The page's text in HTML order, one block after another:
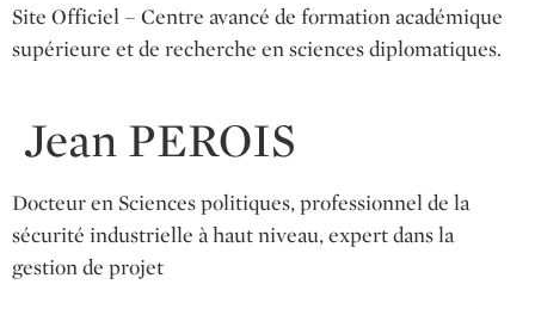
Site Officiel – Centre avancé de formation académique
supérieure et de recherche en sciences diplomatiques.
Jean PEROIS
Docteur en Sciences politiques, professionnel de la
sécurité industrielle à haut niveau, expert dans la
gestion de projet